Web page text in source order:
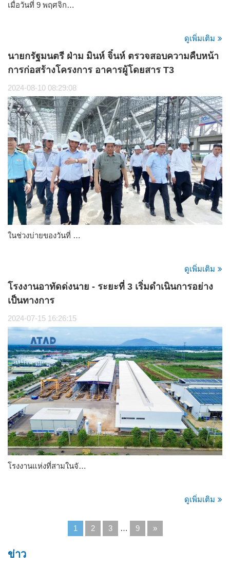
เมื่อวันที่ 9 พฤศจิก…
ดูเพิ่มเติม
นายกรัฐมนตรี ฝ่าม มินห์ จิ๋นห์ ตรวจสอบความคืบหน้า
การก่อสร้างโครงการ อาคารผู้โดยสาร T3
2024-08-10 08:29:08
ในช่วงบ่ายของวันที่ …
ดูเพิ่มเติม
โรงงานอาทัดด่งนาย - ระยะที่ 3 เริ่มดำเนินการอย่าง
เป็นทางการ
2024-07-15 16:26:15
โรงงานแห่งที่สามในจั…
ดูเพิ่มเติม
1 2 3 … 9 »
ข่าว